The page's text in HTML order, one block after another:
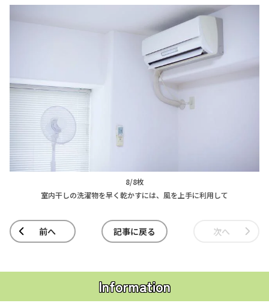
8/8枚
室内干しの洗濯物を早く乾かすには、風を上手に利用して
前へ 記事に戻る 次へ
Information